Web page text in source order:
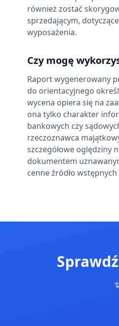
również zostać
sprzedającym,
wyposażenia.
Czy mogę
Raport wygenerowany
do orientacyjnego
wycena opiera się na
ona tylko charakter
bankowych czy
rzeczoznawca
szczegółowe oględziny
dokumentem
cenne źródło